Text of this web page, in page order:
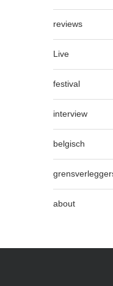
reviews
Live
festival
interview
belgisch
about